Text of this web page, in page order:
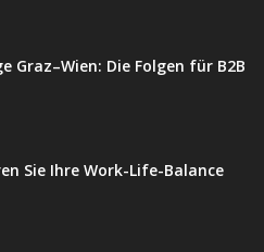
Graz–Wien: Die Folgen für B2B
Sie Ihre Work-Life-Balance